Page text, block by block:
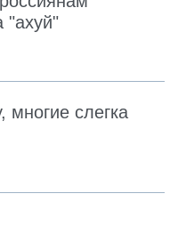
"ахуй"
многие слегка